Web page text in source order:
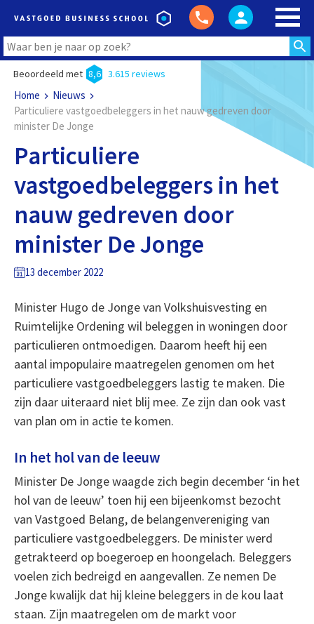
Beoordeeld met 8,6 3.615 reviews
Home
Nieuws
Particuliere vastgoedbeleggers in het nauw gedreven door
minister De Jonge
Particuliere
vastgoedbeleggers in het
nauw gedreven door
minister De Jonge
13 december 2022
Minister Hugo de Jonge van Volkshuisvesting en
Ruimtelijke Ordening wil beleggen in woningen door
particulieren ontmoedigen. Daarom heeft hij een
aantal impopulaire maatregelen genomen om het
particuliere vastgoedbeleggers lastig te maken. Die
zijn daar uiteraard niet blij mee. Ze zijn dan ook vast
van plan om in actie te komen.
In het hol van de leeuw
Minister De Jonge waagde zich begin december ‘in het
hol van de leeuw’ toen hij een bijeenkomst bezocht
van Vastgoed Belang, de belangenvereniging van
particuliere vastgoedbeleggers. De minister werd
getrakteerd op boegeroep en hoongelach. Beleggers
voelen zich bedreigd en aangevallen. Ze nemen De
Jonge kwalijk dat hij kleine beleggers in de kou laat
staan. Zijn maatregelen om de markt voor